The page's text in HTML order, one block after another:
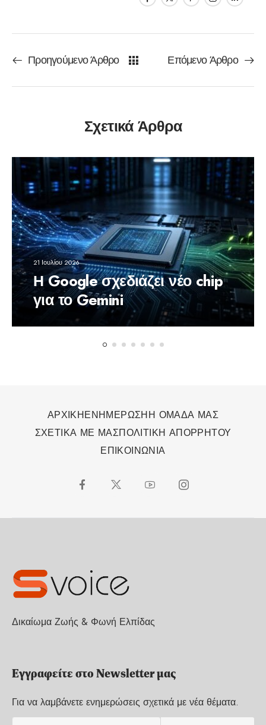
Προηγούμενο Άρθρο Επόμενο Άρθρο
Σχετικά Άρθρα
21 Ιουλίου 2026
Η Google σχεδιάζει νέο chip
για το Gemini
ΑΡΧΙΚΗΕΝΗΜΕΡΩΣΗΗ ΟΜΑΔΑ ΜΑΣ
ΣΧΕΤΙΚΑ ΜΕ ΜΑΣΠΟΛΙΤΙΚΗ ΑΠΟΡΡΗΤΟΥ
ΕΠΙΚΟΙΝΩΝΙΑ
Δικαίωμα Ζωής & Φωνή Ελπίδας
Εγγραφείτε στο Newsletter μας
Για να λαμβάνετε ενημερώσεις σχετικά με νέα θέματα.